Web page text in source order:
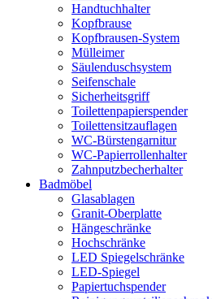
Handtuchhalter
Kopfbrause
Kopfbrausen-System
Mülleimer
Säulenduschsystem
Seifenschale
Sicherheitsgriff
Toilettenpapierspender
Toilettensitzauflagen
WC-Bürstengarnitur
WC-Papierrollenhalter
Zahnputzbecherhalter
Badmöbel
Glasablagen
Granit-Oberplatte
Hängeschränke
Hochschränke
LED Spiegelschränke
LED-Spiegel
Papiertuchspender